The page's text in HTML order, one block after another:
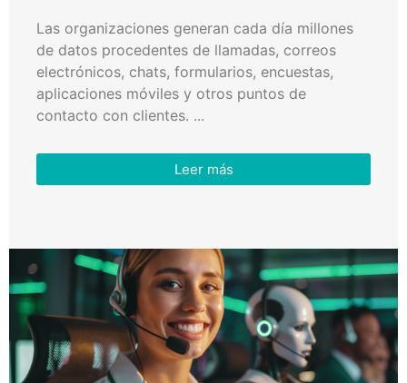
Las organizaciones generan cada día millones
de datos procedentes de llamadas, correos
electrónicos, chats, formularios, encuestas,
aplicaciones móviles y otros puntos de
contacto con clientes. ...
Leer más